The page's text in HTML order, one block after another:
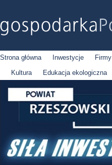
Strona główna Inwestycje Firmy
Kultura
Edukacja ekologiczna